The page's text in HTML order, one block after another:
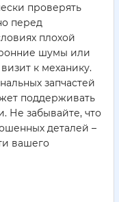
проверять
перед
плохой
шумы или
к механику.
запчастей
поддерживать
Не забывайте, что
деталей –
вашего